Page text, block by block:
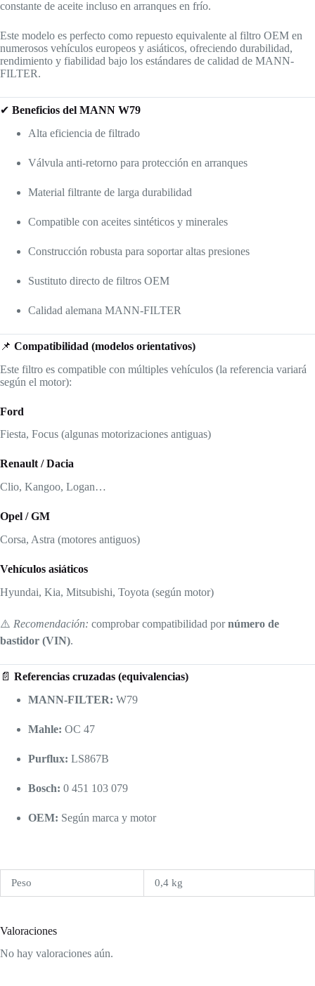
constante de aceite incluso en arranques en frío.
Este modelo es perfecto como repuesto equivalente al filtro OEM en
numerosos vehículos europeos y asiáticos, ofreciendo durabilidad,
rendimiento y fiabilidad bajo los estándares de calidad de MANN-
FILTER.
✔ Beneficios del MANN W79
Alta eficiencia de filtrado
Válvula anti-retorno para protección en arranques
Material filtrante de larga durabilidad
Compatible con aceites sintéticos y minerales
Construcción robusta para soportar altas presiones
Sustituto directo de filtros OEM
Calidad alemana MANN-FILTER
📌 Compatibilidad (modelos orientativos)
Este filtro es compatible con múltiples vehículos (la referencia variará
según el motor):
Ford
Fiesta, Focus (algunas motorizaciones antiguas)
Renault / Dacia
Clio, Kangoo, Logan…
Opel / GM
Corsa, Astra (motores antiguos)
Vehículos asiáticos
Hyundai, Kia, Mitsubishi, Toyota (según motor)
⚠️ Recomendación: comprobar compatibilidad pornúmero de
bastidor (VIN).
📄 Referencias cruzadas (equivalencias)
MANN-FILTER: W79
Mahle: OC 47
Purflux: LS867B
Bosch: 0 451 103 079
OEM: Según marca y motor
Peso 0,4 kg
Valoraciones
No hay valoraciones aún.